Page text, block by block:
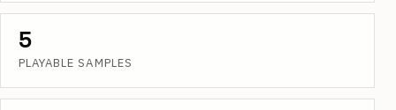
5
PLAYABLE SAMPLES